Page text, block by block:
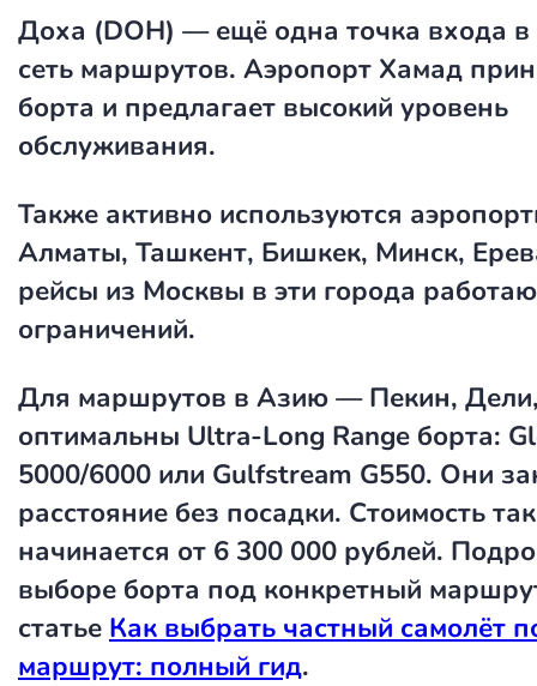
Доха (DOH) — ещё одна точка входа в
сеть маршрутов. Аэропорт Хамад
борта и предлагает высокий уровень
обслуживания.
Также активно используются
Алматы, Ташкент, Бишкек, Минск,
рейсы из Москвы в эти города
ограничений.
Для маршрутов в Азию — Пекин,
оптимальны Ultra-Long Range борта:
5000/6000 или Gulfstream G550. Они
расстояние без посадки. Стоимость
начинается от 6 300 000 рублей.
выборе борта под конкретный
статье Как выбрать частный самолёт
маршрут: полный гид.